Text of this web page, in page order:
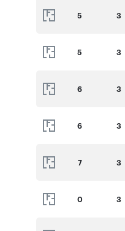
5 3
5 3
6 3
6 3
7 3
0 3